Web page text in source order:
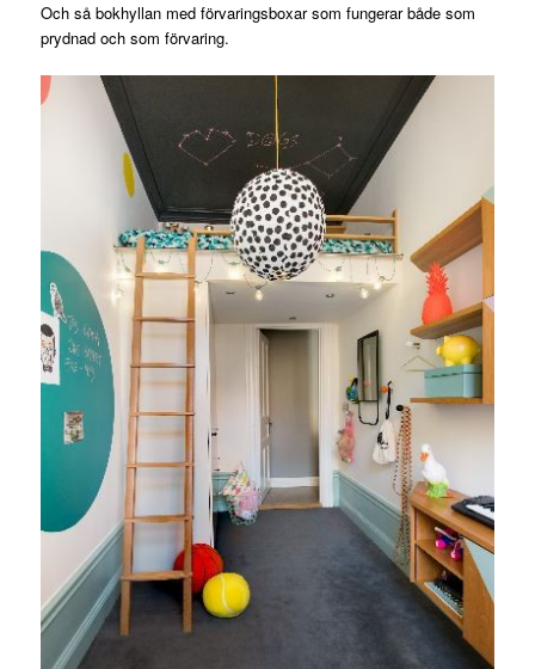
Och så bokhyllan med förvaringsboxar som fungerar både som
prydnad och som förvaring.